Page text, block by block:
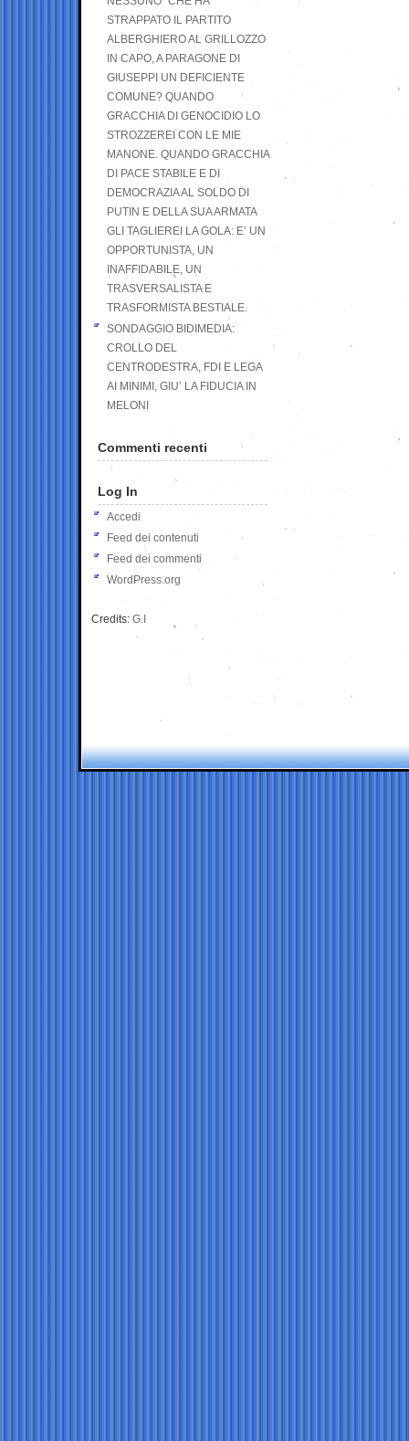
STRAPPATO IL PARTITO
ALBERGHIERO AL GRILLOZZO
IN CAPO, A PARAGONE DI
GIUSEPPI UN DEFICIENTE
COMUNE? QUANDO
GRACCHIA DI GENOCIDIO LO
STROZZEREI CON LE MIE
MANONE. QUANDO GRACCHIA
DI PACE STABILE E DI
DEMOCRAZIA AL SOLDO DI
PUTIN E DELLA SUA ARMATA
GLI TAGLIEREI LA GOLA: E’ UN
OPPORTUNISTA, UN
INAFFIDABILE, UN
TRASVERSALISTA E
TRASFORMISTA BESTIALE.
SONDAGGIO BIDIMEDIA:
CROLLO DEL
CENTRODESTRA, FDI E LEGA
AI MINIMI, GIU’ LA FIDUCIA IN
MELONI
Commenti recenti
Log In
Accedi
Feed dei contenuti
Feed dei commenti
WordPress.org
Credits: G.I